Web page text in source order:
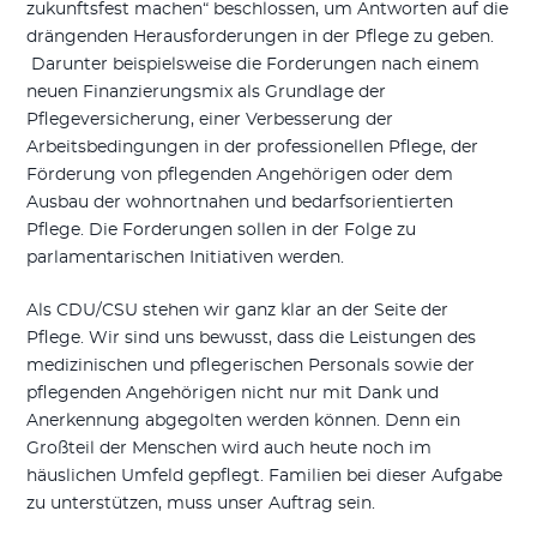
zukunftsfest machen“ beschlossen, um Antworten auf die
drängenden Herausforderungen in der Pflege zu geben.
Darunter beispielsweise die Forderungen nach einem
neuen Finanzierungsmix als Grundlage der
Pflegeversicherung, einer Verbesserung der
Arbeitsbedingungen in der professionellen Pflege, der
Förderung von pflegenden Angehörigen oder dem
Ausbau der wohnortnahen und bedarfsorientierten
Pflege. Die Forderungen sollen in der Folge zu
parlamentarischen Initiativen werden.
Als CDU/CSU stehen wir ganz klar an der Seite der
Pflege. Wir sind uns bewusst, dass die Leistungen des
medizinischen und pflegerischen Personals sowie der
pflegenden Angehörigen nicht nur mit Dank und
Anerkennung abgegolten werden können. Denn ein
Großteil der Menschen wird auch heute noch im
häuslichen Umfeld gepflegt. Familien bei dieser Aufgabe
zu unterstützen, muss unser Auftrag sein.